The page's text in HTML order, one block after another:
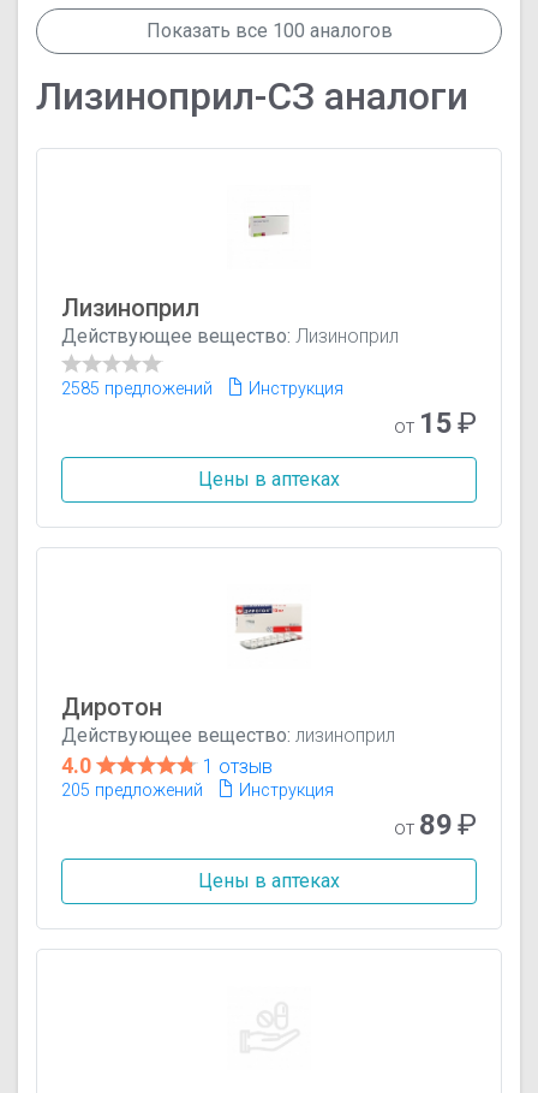
Показать все 100 аналогов
Лизиноприл-СЗ аналоги
Лизиноприл
Действующее вещество: Лизиноприл
2585 предложений Инструкция
от 15₽
Цены в аптеках
Диротон
Действующее вещество: лизиноприл
4.0 1 отзыв
205 предложений Инструкция
от 89₽
Цены в аптеках